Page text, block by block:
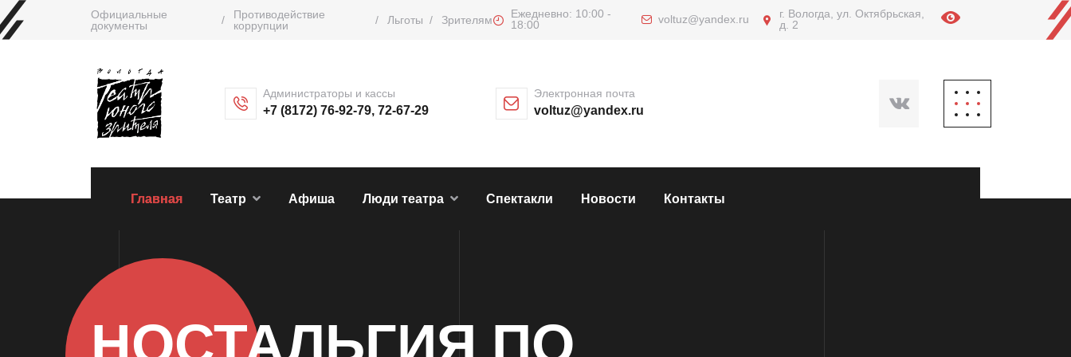
Официальные
документы
/
Противодействие
коррупции
/ Льготы / Зрителям
Ежедневно: 10:00 -
18:00
voltuz@yandex.ru
г. Вологда, ул. Октябрьская,
д. 2
Администраторы и кассы
+7 (8172) 76-92-79, 72-67-29
Электронная почта
voltuz@yandex.ru
Главная Театр Афиша Люди театра Спектакли Новости Контакты
НОСТАЛЬГИЯ ПО